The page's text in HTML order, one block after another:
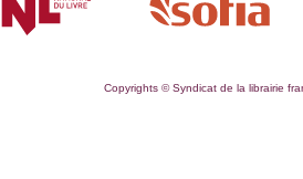
Copyrights © Syndicat de la librairie